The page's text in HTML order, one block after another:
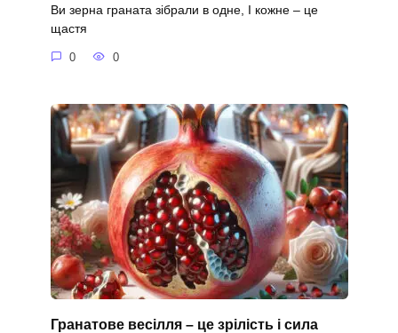
Ви зерна граната зібрали в одне, І кожне – це
щастя
0 0
Гранатове весілля – це зрілість і сила